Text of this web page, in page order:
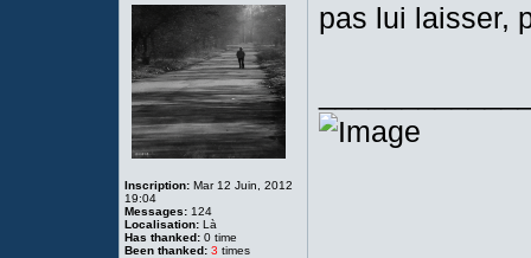
Inscription: Mar 12 Juin, 2012
19:04
Messages: 124
Localisation: Là
Has thanked: 0 time
Been thanked: 3 times
pas lui laisser,